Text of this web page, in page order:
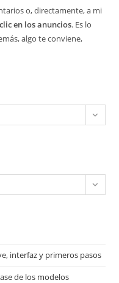
o, directamente, a mi
en los anuncios. Es lo
algo te conviene,
interfaz y primeros pasos
de los modelos